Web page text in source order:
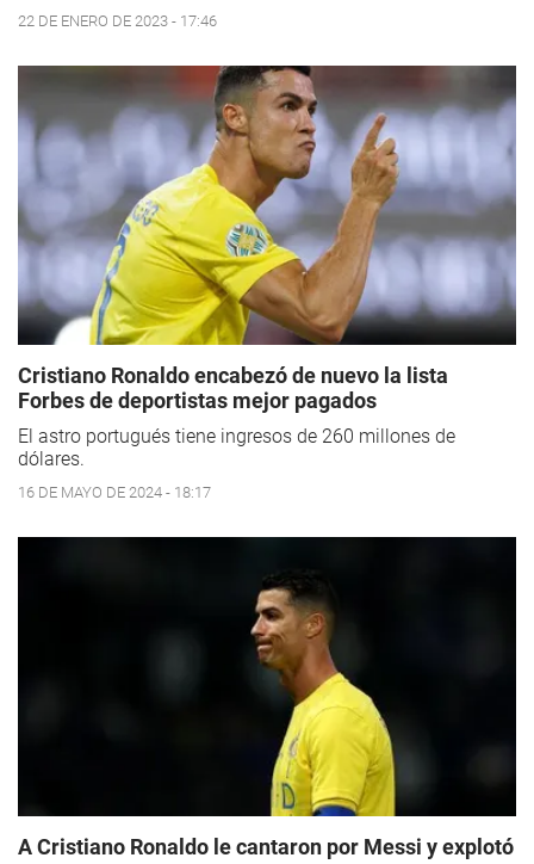
22 DE ENERO DE 2023 - 17:46
Cristiano Ronaldo encabezó de nuevo la lista
Forbes de deportistas mejor pagados
El astro portugués tiene ingresos de 260 millones de
dólares.
16 DE MAYO DE 2024 - 18:17
A Cristiano Ronaldo le cantaron por Messi y explotó